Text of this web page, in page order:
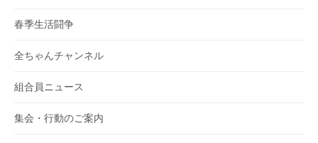
春季生活闘争
全ちゃんチャンネル
組合員ニュース
集会・行動のご案内